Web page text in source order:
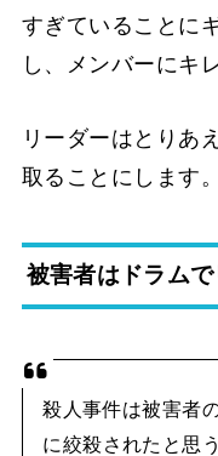
すぎていることに
し、メンバーにキ
リーダーはとりあ
取ることにします。
被害者はドラム
殺人事件は被害者
に絞殺されたと思